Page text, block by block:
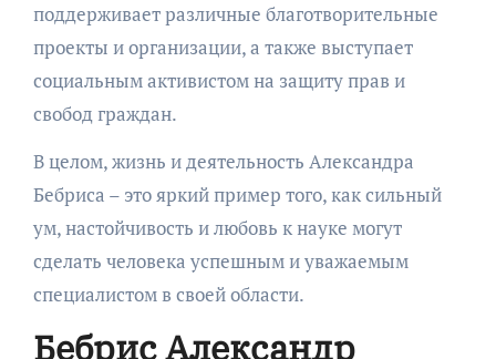
поддерживает различные благотворительные
проекты и организации, а также выступает
социальным активистом на защиту прав и
свобод граждан.
В целом, жизнь и деятельность Александра
Бебриса – это яркий пример того, как сильный
ум, настойчивость и любовь к науке могут
сделать человека успешным и уважаемым
специалистом в своей области.
Бебрис Александр